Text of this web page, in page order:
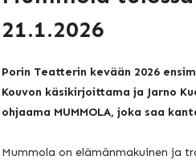
21.1.2026
Porin Teatterin kevään 2026
Kouvon käsikirjoittama ja Jarno
ohjaama MUMMOLA, joka saa
Mummola on elämänmakuinen ja